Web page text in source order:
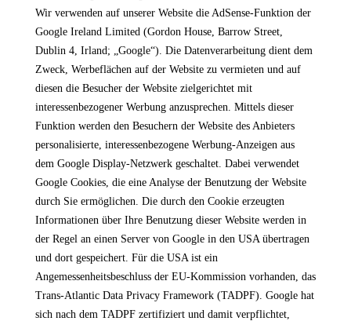
Wir verwenden auf unserer Website die AdSense-Funktion der
Google Ireland Limited (Gordon House, Barrow Street,
Dublin 4, Irland; „Google“). Die Datenverarbeitung dient dem
Zweck, Werbeflächen auf der Website zu vermieten und auf
diesen die Besucher der Website zielgerichtet mit
interessenbezogener Werbung anzusprechen. Mittels dieser
Funktion werden den Besuchern der Website des Anbieters
personalisierte, interessenbezogene Werbung-Anzeigen aus
dem Google Display-Netzwerk geschaltet. Dabei verwendet
Google Cookies, die eine Analyse der Benutzung der Website
durch Sie ermöglichen. Die durch den Cookie erzeugten
Informationen über Ihre Benutzung dieser Website werden in
der Regel an einen Server von Google in den USA übertragen
und dort gespeichert. Für die USA ist ein
Angemessenheitsbeschluss der EU-Kommission vorhanden, das
Trans-Atlantic Data Privacy Framework (TADPF). Google hat
sich nach dem TADPF zertifiziert und damit verpflichtet,